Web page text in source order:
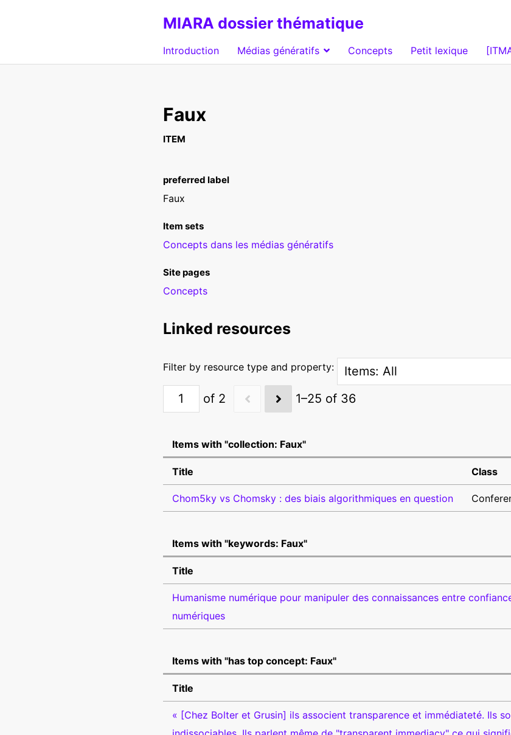
MIARA dossier thématique
Introduction Médias génératifs Concepts Petit lexique
Faux
ITEM
preferred label
Faux
Item sets
Concepts dans les médias génératifs
Site pages
Concepts
Linked resources
Filter by resource type and property:
of 2 1–25 of 36
Items with "collection: Faux"
Title Class
Chom5ky vs Chomsky : des biais algorithmiques en question
Items with "keywords: Faux"
Title
Humanisme numérique pour manipuler des connaissances entre
numériques
Items with "has top concept: Faux"
Title
« [Chez Bolter et Grusin] ils associent transparence et immédiateté. Ils